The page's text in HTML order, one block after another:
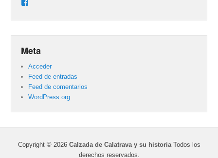
en
Meta
Acceder
Feed de entradas
Feed de comentarios
WordPress.org
Copyright © 2026 Calzada de Calatrava y su historiaTodos los
derechos reservados.